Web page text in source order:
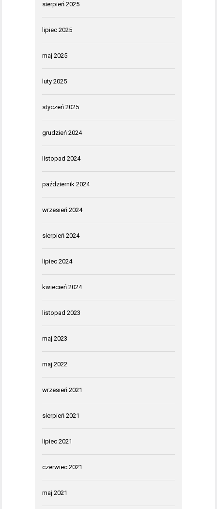
sierpień 2025
lipiec 2025
maj 2025
luty 2025
styczeń 2025
grudzień 2024
listopad 2024
październik 2024
wrzesień 2024
sierpień 2024
lipiec 2024
kwiecień 2024
listopad 2023
maj 2023
maj 2022
wrzesień 2021
sierpień 2021
lipiec 2021
czerwiec 2021
maj 2021